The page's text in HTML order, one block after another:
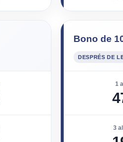
Bono de
DESPRÉS DE
1
3